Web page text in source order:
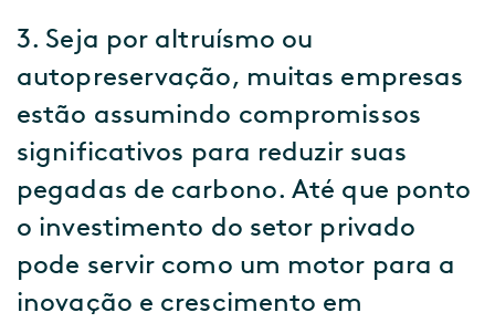
3. Seja por altruísmo ou
autopreservação, muitas empresas
estão assumindo compromissos
significativos para reduzir suas
pegadas de carbono. Até que ponto
o investimento do setor privado
pode servir como um motor para a
inovação e crescimento em